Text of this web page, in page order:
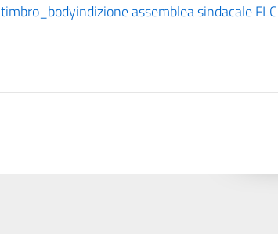
timbro_bodyindizione assemblea sindacale